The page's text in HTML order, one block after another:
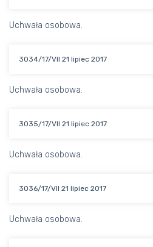
Uchwała osobowa.
3034/17/VII 21 lipiec 2017
Uchwała osobowa.
3035/17/VII 21 lipiec 2017
Uchwała osobowa.
3036/17/VII 21 lipiec 2017
Uchwała osobowa.